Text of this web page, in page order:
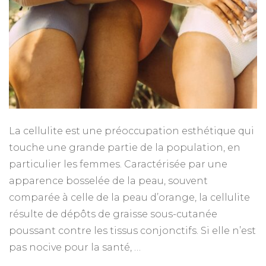
La cellulite est une préoccupation esthétique qui
touche une grande partie de la population, en
particulier les femmes. Caractérisée par une
apparence bosselée de la peau, souvent
comparée à celle de la peau d’orange, la cellulite
résulte de dépôts de graisse sous-cutanée
poussant contre les tissus conjonctifs. Si elle n’est
pas nocive pour la santé, …